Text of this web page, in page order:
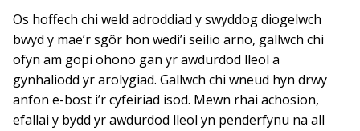
Os hoffech chi weld adroddiad y swyddog diogelwch
bwyd y mae’r sgôr hon wedi’i seilio arno, gallwch chi
ofyn am gopi ohono gan yr awdurdod lleol a
gynhaliodd yr arolygiad. Gallwch chi wneud hyn drwy
anfon e-bost i’r cyfeiriad isod. Mewn rhai achosion,
efallai y bydd yr awdurdod lleol yn penderfynu na all